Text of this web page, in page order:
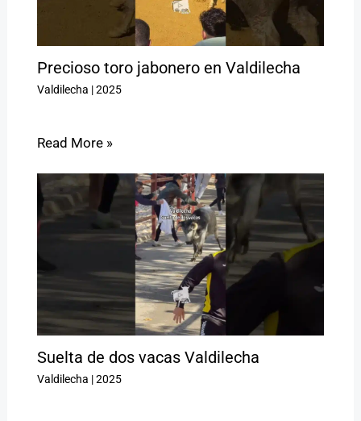
Precioso toro jabonero en Valdilecha
Valdilecha |2025
Read More »
Suelta de dos vacas Valdilecha
Valdilecha |2025